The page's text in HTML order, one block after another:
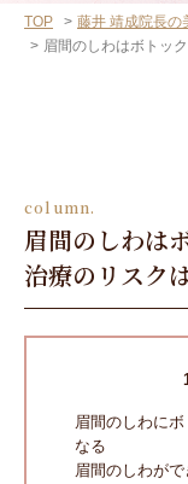
TOP
藤井 靖成院長の
眉間のしわはボトッ
column.
眉間のしわは
治療のリスク
眉間のしわに
なる
眉間のしわが